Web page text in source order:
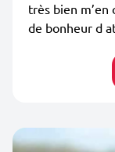
très bien
de bonheur d